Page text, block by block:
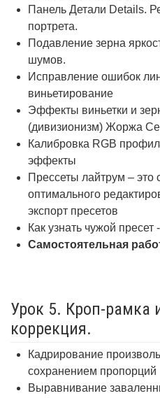
Панель Детали Details.
портрета.
Подавление зерна
шумов.
Исправление ошибок
виньетирование
Эффекты виньетки и
(дивизионизм) Жоржа
Калибровка RGB
эффекты
Прессеты лайтрум – это
оптимального
экспорт пресетов
Как узнать чужой
Самостоятельная
Урок 5. Кроп-рамка
коррекция.
Кадрирование
сохранением пропорций
Выравнивание